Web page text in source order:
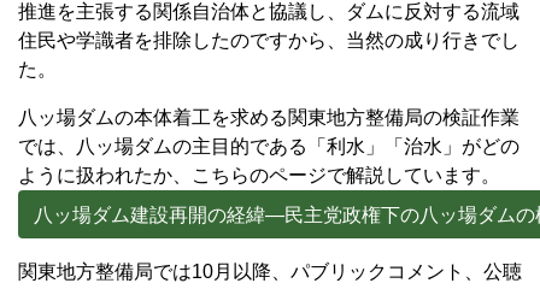
推進を主張する関係自治体と協議し、ダムに反対する流域
住民や学識者を排除したのですから、当然の成り行きでし
た。
八ッ場ダムの本体着工を求める関東地方整備局の検証作業
では、八ッ場ダムの主目的である「利水」「治水」がどの
ように扱われたか、こちらのページで解説しています。
八ッ場ダム建設再開の経緯―民主党政権下の八ッ場ダムの
関東地方整備局では10月以降、パブリックコメント、公聴